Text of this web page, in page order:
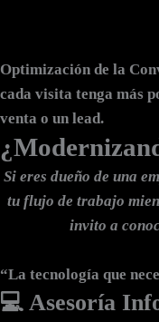
Optimización de la
cada visita tenga más
venta o un lead.
Si eres dueño de una
tu flujo de trabajo
invito a
“La tecnología que
💻 Asesoría